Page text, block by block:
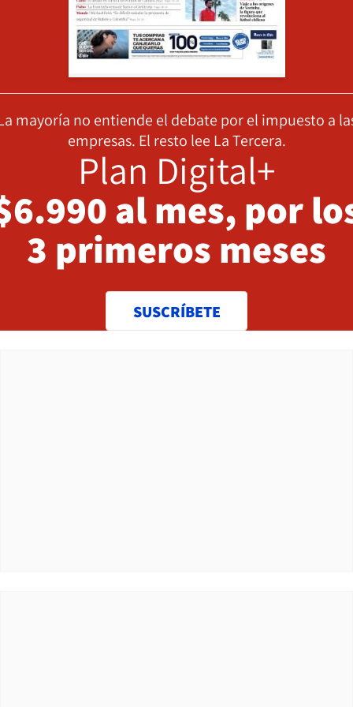
mayoría no entiende el debate por el impuesto a
empresas. El resto lee La Tercera.
Plan Digital+
al mes, por
3 primeros meses
SUSCRÍBETE